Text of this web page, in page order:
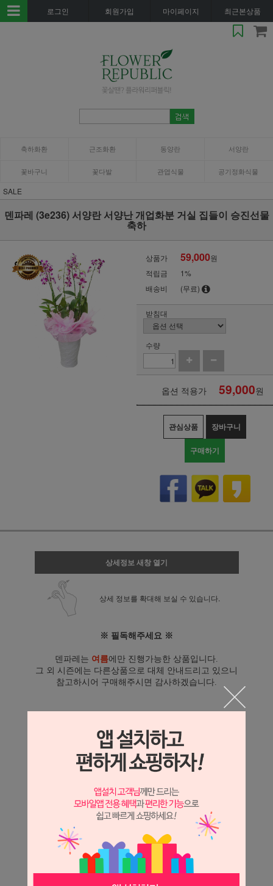
로그인 회원가입 마이페이지 최근본상품
축하화환 근조화환 동양란 서양란
꽃바구니 꽃다발 관엽식물 공기정화식물
SALE
덴파레 (3e236) 서양란 서양난 개업화분 거실 집들이 승진선물
축하
상품가 59,000원
적립금
1%
배송비
(무료)
받침대
수량
옵션 적용가 59,000원
관심상품 장바구니
구매하기
상세정보 새창 열기
상세 정보를 확대해 보실 수 있습니다.
※ 필독해주세요 ※
덴파레는 여름에만 진행가능한 상품입니다.
그 외 시즌에는 다른상품으로 대체 안내드리고 있으니
참고하시어 구매해주시면 감사하겠습니다.